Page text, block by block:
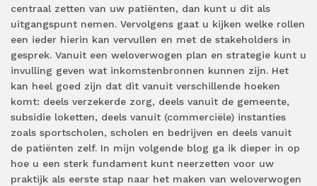
centraal zetten van uw patiënten, dan kunt u dit als
uitgangspunt nemen. Vervolgens gaat u kijken welke rollen
een ieder hierin kan vervullen en met de stakeholders in
gesprek. Vanuit een weloverwogen plan en strategie kunt u
invulling geven wat inkomstenbronnen kunnen zijn. Het
kan heel goed zijn dat dit vanuit verschillende hoeken
komt: deels verzekerde zorg, deels vanuit de gemeente,
subsidie loketten, deels vanuit (commerciële) instanties
zoals sportscholen, scholen en bedrijven en deels vanuit
de patiënten zelf. In mijn volgende blog ga ik dieper in op
hoe u een sterk fundament kunt neerzetten voor uw
praktijk als eerste stap naar het maken van weloverwogen